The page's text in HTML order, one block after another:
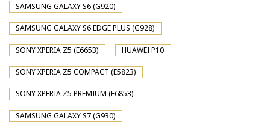
SAMSUNG GALAXY S6 (G920)
SAMSUNG GALAXY S6 EDGE PLUS (G928)
SONY XPERIA Z5 (E6653) HUAWEI P10
SONY XPERIA Z5 COMPACT (E5823)
SONY XPERIA Z5 PREMIUM (E6853)
SAMSUNG GALAXY S7 (G930)